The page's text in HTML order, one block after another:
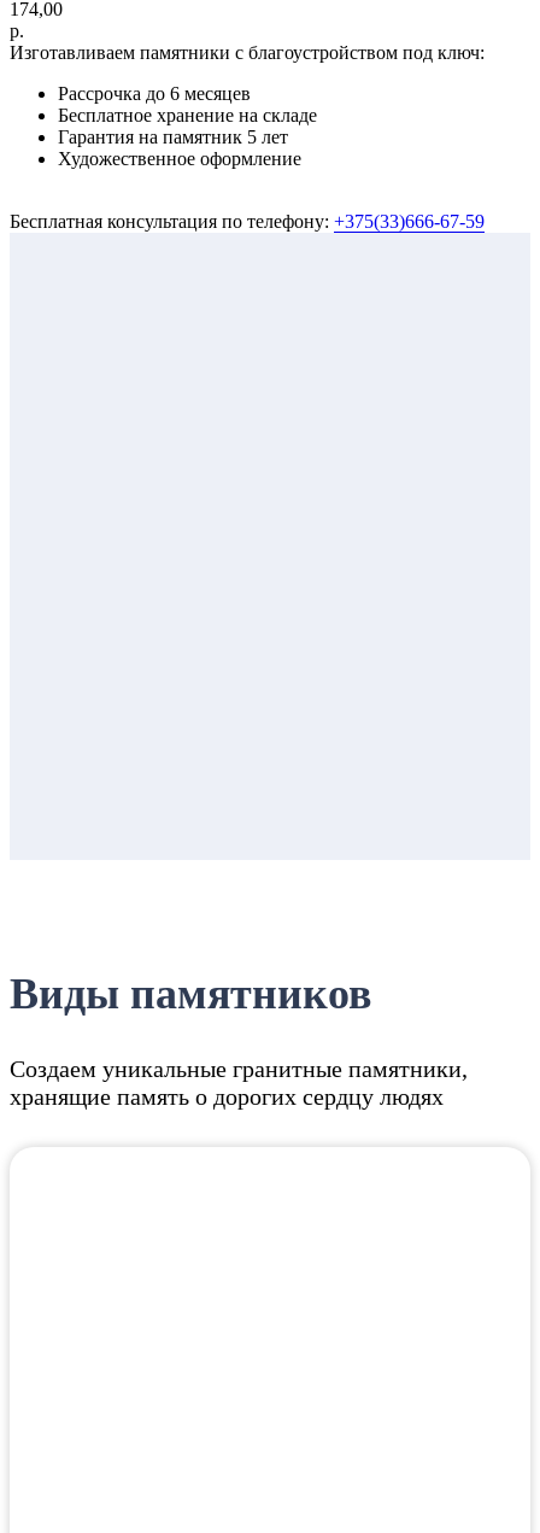
174,00
р.
Изготавливаем памятники с благоустройством под ключ:
Рассрочка до 6 месяцев
Бесплатное хранение на складе
Гарантия на памятник 5 лет
Художественное оформление
Бесплатная консультация по телефону: +375(33)666-67-59
Виды памятников
Создаем уникальные гранитные памятники,
хранящие память о дорогих сердцу людях